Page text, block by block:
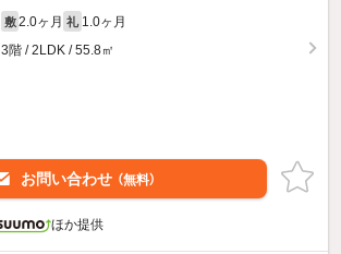
敷 2.0ヶ月 礼 1.0ヶ月
3階 / 2LDK / 55.8㎡
お問い合わせ （無料）
ほか提供